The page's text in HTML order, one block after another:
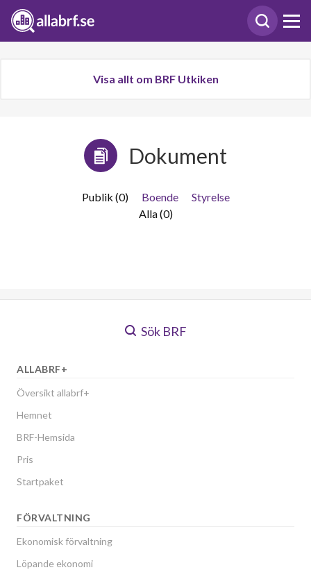
Visa allt om BRF Utkiken
Dokument
Publik (0) Boende
Styrelse
Alla (0)
Sök BRF
ALLABRF+
Översikt allabrf+
Hemnet
BRF-Hemsida
Pris
Startpaket
FÖRVALTNING
Ekonomisk förvaltning
Löpande ekonomi